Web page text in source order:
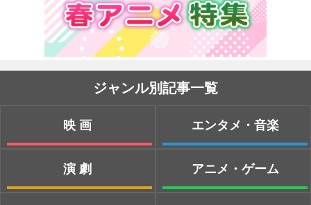
ジャンル別記事一覧
映画
演劇
エンタメ・音楽
アニメ・ゲーム